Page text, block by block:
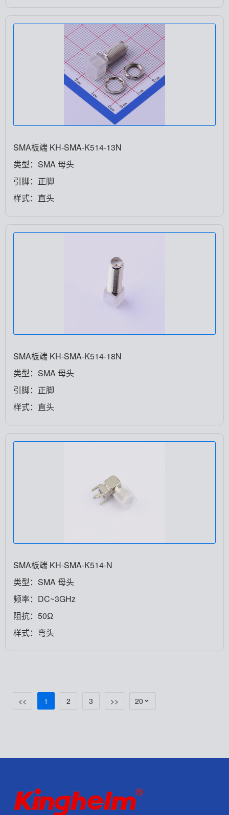
SMA板端 KH-SMA-K514-13N
类型：SMA 母头
引脚：正脚
样式：直头
SMA板端 KH-SMA-K514-18N
类型：SMA 母头
引脚：正脚
样式：直头
SMA板端 KH-SMA-K514-N
类型：SMA 母头
频率：DC~3GHz
阻抗：50Ω
样式：弯头
<< 1 2 3 >> 20